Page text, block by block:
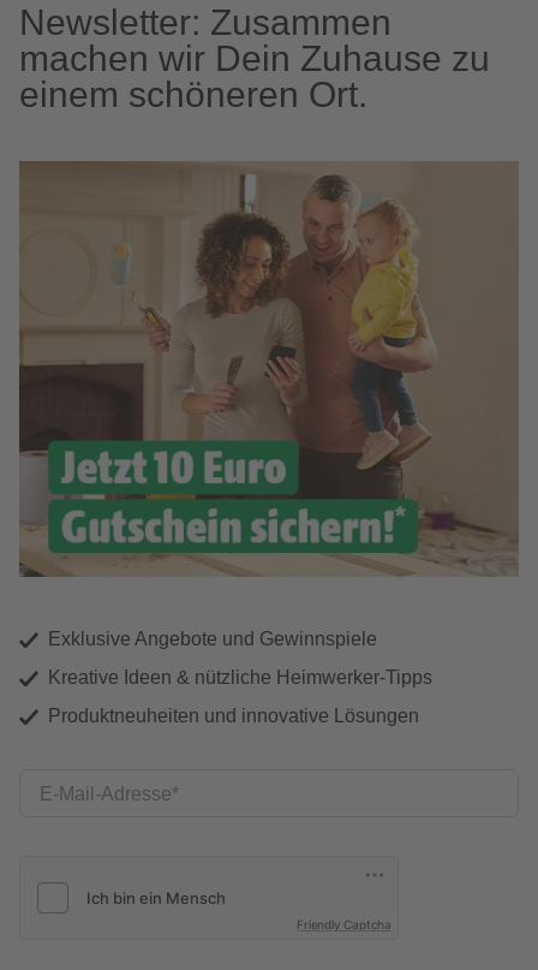
Newsletter: Zusammen
machen wir Dein Zuhause zu
einem schöneren Ort.
Exklusive Angebote und Gewinnspiele
Kreative Ideen & nützliche Heimwerker-Tipps
Produktneuheiten und innovative Lösungen
E-Mail-Adresse
Friendly Captcha